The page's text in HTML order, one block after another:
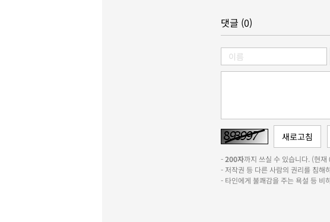
댓글 (0)
-200자까지 쓰실 수 있습니다. (현
- 저작권 등 다른 사람의 권리를 침해
- 타인에게 불쾌감을 주는 욕설 등 비